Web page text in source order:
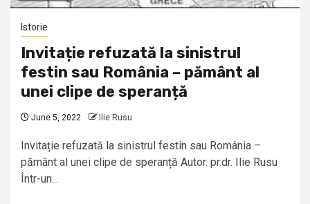
Istorie
Invitație refuzată la sinistrul
festin sau România – pământ al
unei clipe de speranță
June 5, 2022 Ilie Rusu
Invitație refuzată la sinistrul festin sau România –
pământ al unei clipe de speranță Autor. pr.dr. Ilie Rusu
Într-un...